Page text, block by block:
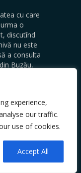
experience,
our traffic.
use of cookies.
Accept All
cu care
o
discutînd
nu este
a consulta
Buzău,
erau,
hectare
alţi
ca noi )